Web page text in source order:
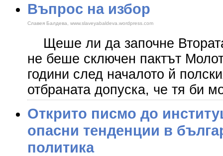
Въпрос на избор
Славея Балдева, www.slaveyabaldeva.wordpress.com
Щеше ли да започне
не беше сключен пактът
години след началото й
отбраната допуска, че тя би
Открито писмо до
опасни тенденции в
политика